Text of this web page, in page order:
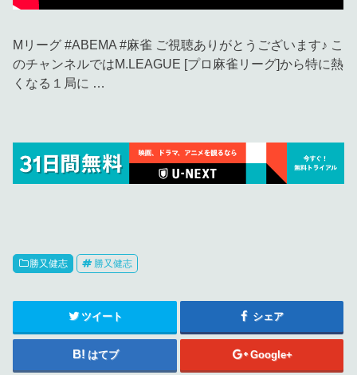
Mリーグ #ABEMA #麻雀 ご視聴ありがとうございます♪ こ
のチャンネルではM.LEAGUE [プロ麻雀リーグ]から特に熱
くなる１局に …
勝又健志 勝又健志
ツイート シェア
はてブ Google+